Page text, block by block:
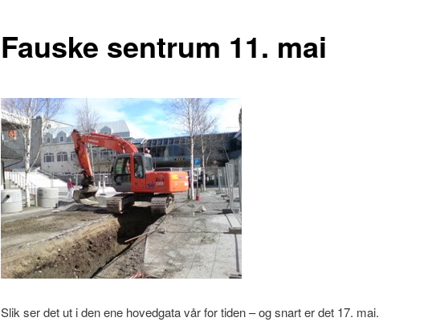
Fauske sentrum 11. mai
Slik ser det ut i den ene hovedgata vår for tiden – og snart er det 17. mai.